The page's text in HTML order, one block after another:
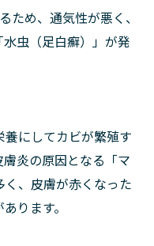
ため、通気性が悪く、
虫（足白癬）」が発
にしてカビが繁殖す
炎の原因となる「マ
、皮膚が赤くなった
ります。